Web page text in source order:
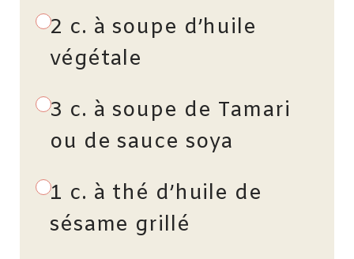
2 c. à soupe d’huile
végétale
3 c. à soupe de Tamari
ou de sauce soya
1 c. à thé d’huile de
sésame grillé